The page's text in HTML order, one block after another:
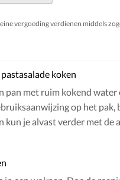
vergoeding verdienen middels
koken
pan met ruim kokend water
op het pak,
kun je alvast verder met de